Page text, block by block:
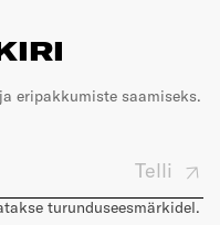
eripakkumiste saamiseks.
Telli
turunduseesmärkidel.